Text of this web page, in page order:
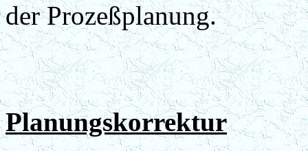
der Prozeßplanung.
Planungskorrektur